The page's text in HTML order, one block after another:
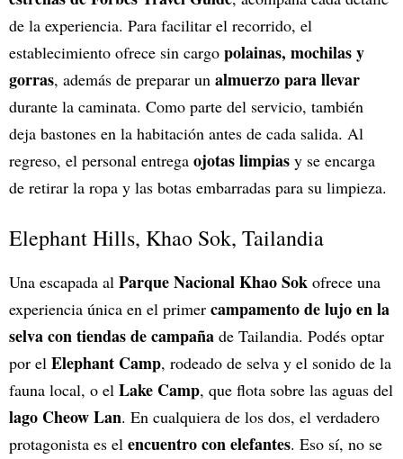
de la experiencia. Para facilitar el recorrido, el
establecimiento ofrece sin cargo polainas, mochilas y
gorras, además de preparar un almuerzo para llevar
durante la caminata. Como parte del servicio, también
deja bastones en la habitación antes de cada salida. Al
regreso, el personal entrega ojotas limpias y se encarga
de retirar la ropa y las botas embarradas para su limpieza.
Elephant Hills, Khao Sok, Tailandia
Una escapada al Parque Nacional Khao Sok ofrece una
experiencia única en el primer campamento de lujo en la
selva con tiendas de campaña de Tailandia. Podés optar
por el Elephant Camp, rodeado de selva y el sonido de la
fauna local, o el Lake Camp, que flota sobre las aguas del
lago Cheow Lan. En cualquiera de los dos, el verdadero
protagonista es el encuentro con elefantes. Eso sí, no se